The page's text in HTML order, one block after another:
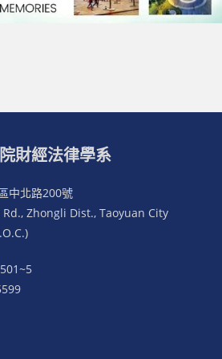
財經法律學系
中北路200號
Zhongli Dist., Taoyuan City